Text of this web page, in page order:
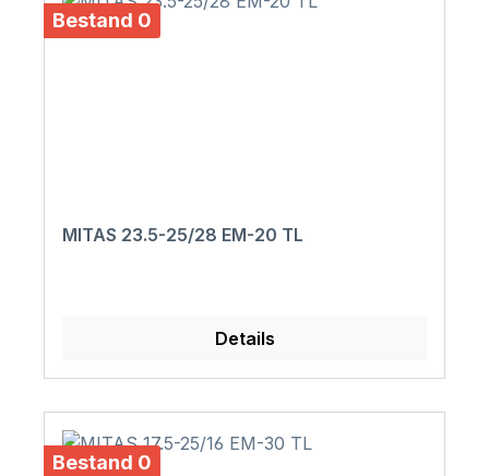
Bestand 0
MITAS 23.5-25/28 EM-20 TL
Details
Bestand 0